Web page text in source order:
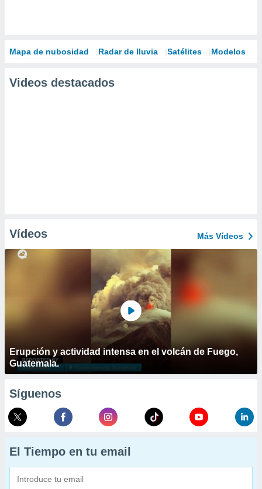
Mapa de nubosidad Radar de lluvia Satélites Modelos
Videos destacados
Vídeos Más Vídeos
Erupción y actividad intensa en el volcán de Fuego,
Guatemala.
Síguenos
El Tiempo en tu email